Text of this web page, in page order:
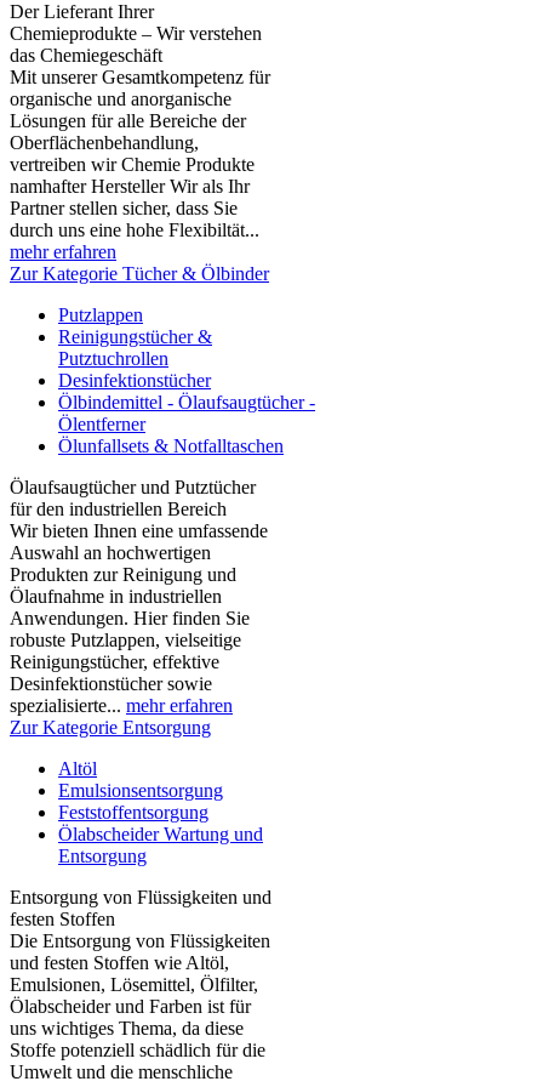
Der Lieferant Ihrer
Chemieprodukte – Wir verstehen
das Chemiegeschäft
Mit unserer Gesamtkompetenz für
organische und anorganische
Lösungen für alle Bereiche der
Oberflächenbehandlung,
vertreiben wir Chemie Produkte
namhafter Hersteller Wir als Ihr
Partner stellen sicher, dass Sie
durch uns eine hohe Flexibiltät...
mehr erfahren
Zur Kategorie Tücher & Ölbinder
Putzlappen
Reinigungstücher &
Putztuchrollen
Desinfektionstücher
Ölbindemittel - Ölaufsaugtücher -
Ölentferner
Ölunfallsets & Notfalltaschen
Ölaufsaugtücher und Putztücher
für den industriellen Bereich
Wir bieten Ihnen eine umfassende
Auswahl an hochwertigen
Produkten zur Reinigung und
Ölaufnahme in industriellen
Anwendungen. Hier finden Sie
robuste Putzlappen, vielseitige
Reinigungstücher, effektive
Desinfektionstücher sowie
spezialisierte... mehr erfahren
Zur Kategorie Entsorgung
Altöl
Emulsionsentsorgung
Feststoffentsorgung
Ölabscheider Wartung und
Entsorgung
Entsorgung von Flüssigkeiten und
festen Stoffen
Die Entsorgung von Flüssigkeiten
und festen Stoffen wie Altöl,
Emulsionen, Lösemittel, Ölfilter,
Ölabscheider und Farben ist für
uns wichtiges Thema, da diese
Stoffe potenziell schädlich für die
Umwelt und die menschliche